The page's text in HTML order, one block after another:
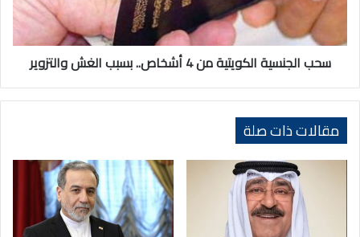
بسبب
والتزوير
سحب الجنسية الكويتية من 4 أشخاص.. بسبب الغش والتزوير
مقالات ذات صلة